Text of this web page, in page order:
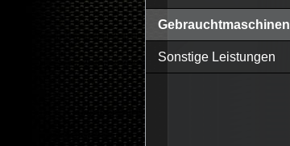
Gebrauchtmaschinen
Sonstige Leistungen